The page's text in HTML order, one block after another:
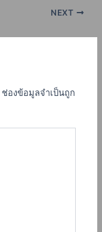
NEXT
ช่องข้อมูลจำเป็นถูก